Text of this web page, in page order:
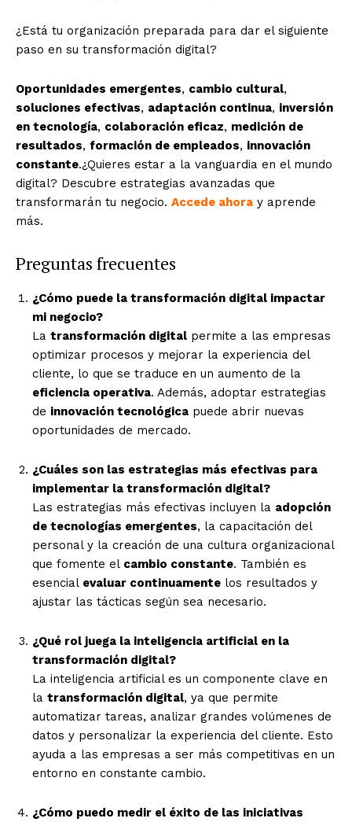
¿Está tu organización preparada para dar el siguiente
paso en su transformación digital?
Oportunidades emergentes, cambio cultural,
soluciones efectivas, adaptación continua, inversión
en tecnología, colaboración eficaz, medición de
resultados, formación de empleados, innovación
constante.¿Quieres estar a la vanguardia en el mundo
digital? Descubre estrategias avanzadas que
transformarán tu negocio. Accede ahora y aprende
más.
Preguntas frecuentes
¿Cómo puede la transformación digital impactar
mi negocio?
La transformación digital permite a las empresas
optimizar procesos y mejorar la experiencia del
cliente, lo que se traduce en un aumento de la
eficiencia operativa. Además, adoptar estrategias
de innovación tecnológica puede abrir nuevas
oportunidades de mercado.
¿Cuáles son las estrategias más efectivas para
implementar la transformación digital?
Las estrategias más efectivas incluyen la adopción
de tecnologías emergentes, la capacitación del
personal y la creación de una cultura organizacional
que fomente el cambio constante. También es
esencial evaluar continuamente los resultados y
ajustar las tácticas según sea necesario.
¿Qué rol juega la inteligencia artificial en la
transformación digital?
La inteligencia artificial es un componente clave en
la transformación digital, ya que permite
automatizar tareas, analizar grandes volúmenes de
datos y personalizar la experiencia del cliente. Esto
ayuda a las empresas a ser más competitivas en un
entorno en constante cambio.
¿Cómo puedo medir el éxito de las iniciativas